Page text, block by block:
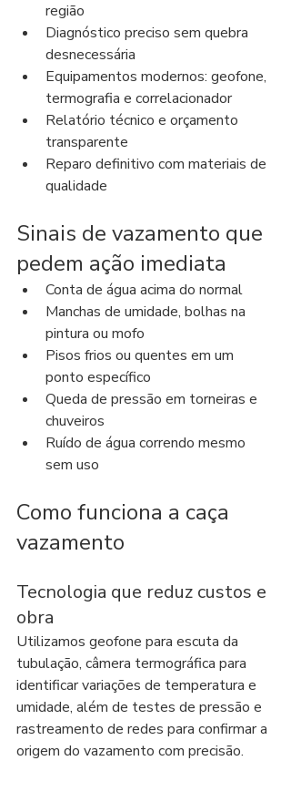
região
Diagnóstico preciso sem quebra
desnecessária
Equipamentos modernos: geofone,
termografia e correlacionador
Relatório técnico e orçamento
transparente
Reparo definitivo com materiais de
qualidade
Sinais de vazamento que
pedem ação imediata
Conta de água acima do normal
Manchas de umidade, bolhas na
pintura ou mofo
Pisos frios ou quentes em um
ponto específico
Queda de pressão em torneiras e
chuveiros
Ruído de água correndo mesmo
sem uso
Como funciona a caça
vazamento
Tecnologia que reduz custos e
obra
Utilizamos geofone para escuta da
tubulação, câmera termográfica para
identificar variações de temperatura e
umidade, além de testes de pressão e
rastreamento de redes para confirmar a
origem do vazamento com precisão.